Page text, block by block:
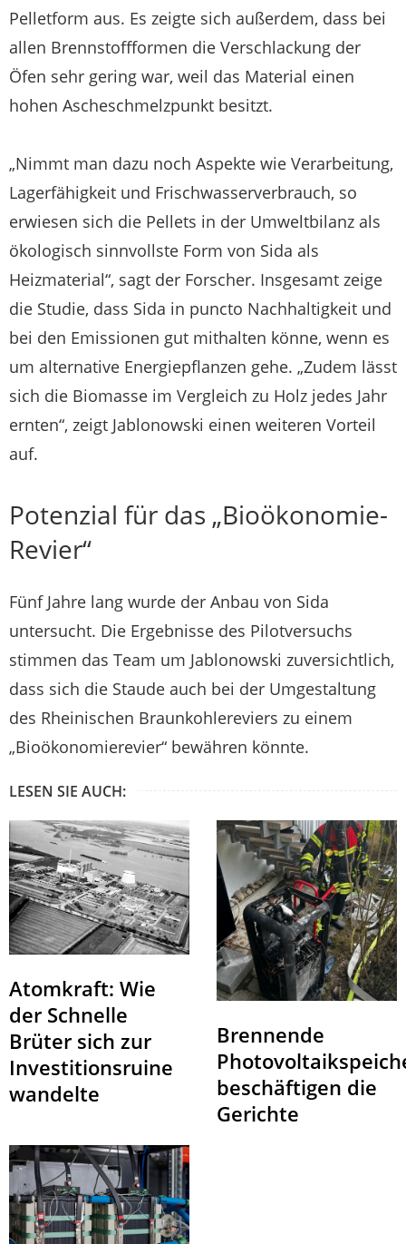
Pelletform aus. Es zeigte sich außerdem, dass bei
allen Brennstoffformen die Verschlackung der
Öfen sehr gering war, weil das Material einen
hohen Ascheschmelzpunkt besitzt.
„Nimmt man dazu noch Aspekte wie Verarbeitung,
Lagerfähigkeit und Frischwasserverbrauch, so
erwiesen sich die Pellets in der Umweltbilanz als
ökologisch sinnvollste Form von Sida als
Heizmaterial“, sagt der Forscher. Insgesamt zeige
die Studie, dass Sida in puncto Nachhaltigkeit und
bei den Emissionen gut mithalten könne, wenn es
um alternative Energiepflanzen gehe. „Zudem lässt
sich die Biomasse im Vergleich zu Holz jedes Jahr
ernten“, zeigt Jablonowski einen weiteren Vorteil
auf.
Potenzial für das „Bioökonomie-
Revier“
Fünf Jahre lang wurde der Anbau von Sida
untersucht. Die Ergebnisse des Pilotversuchs
stimmen das Team um Jablonowski zuversichtlich,
dass sich die Staude auch bei der Umgestaltung
des Rheinischen Braunkohlereviers zu einem
„Bioökonomierevier“ bewähren könnte.
LESEN SIE AUCH:
Atomkraft: Wie
der Schnelle
Brüter sich zur
Investitionsruine
wandelte
Brennende
beschäftigen die
Gerichte